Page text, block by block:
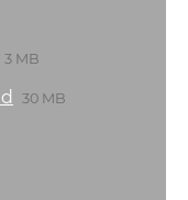
3 MB
30 MB